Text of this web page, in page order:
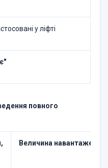
у ліфті
повного
Величина навантаження